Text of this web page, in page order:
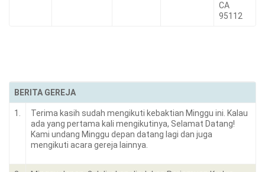
CA
95112
BERITA GEREJA
1.
Terima kasih sudah mengikuti kebaktian Minggu ini. Kalau
ada yang pertama kali mengikutinya, Selamat Datang!
Kami undang Minggu depan datang lagi dan juga
mengikuti acara gereja lainnya.